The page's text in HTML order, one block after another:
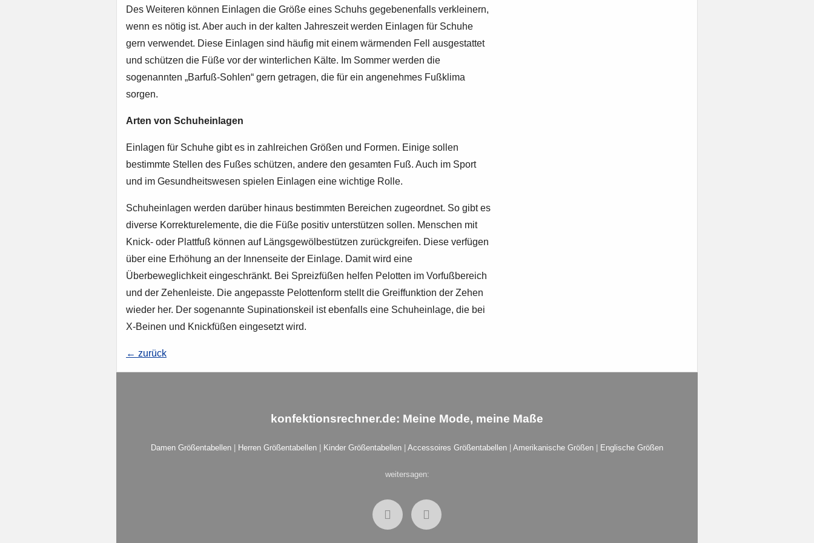
Des Weiteren können Einlagen die Größe eines Schuhs gegebenenfalls verkleinern,
wenn es nötig ist. Aber auch in der kalten Jahreszeit werden Einlagen für Schuhe
gern verwendet. Diese Einlagen sind häufig mit einem wärmenden Fell ausgestattet
und schützen die Füße vor der winterlichen Kälte. Im Sommer werden die
sogenannten „Barfuß-Sohlen“ gern getragen, die für ein angenehmes Fußklima
sorgen.
Arten von Schuheinlagen
Einlagen für Schuhe gibt es in zahlreichen Größen und Formen. Einige sollen
bestimmte Stellen des Fußes schützen, andere den gesamten Fuß. Auch im Sport
und im Gesundheitswesen spielen Einlagen eine wichtige Rolle.
Schuheinlagen werden darüber hinaus bestimmten Bereichen zugeordnet. So gibt es
diverse Korrekturelemente, die die Füße positiv unterstützen sollen. Menschen mit
Knick- oder Plattfuß können auf Längsgewölbestützen zurückgreifen. Diese verfügen
über eine Erhöhung an der Innenseite der Einlage. Damit wird eine
Überbeweglichkeit eingeschränkt. Bei Spreizfüßen helfen Pelotten im Vorfußbereich
und der Zehenleiste. Die angepasste Pelottenform stellt die Greiffunktion der Zehen
wieder her. Der sogenannte Supinationskeil ist ebenfalls eine Schuheinlage, die bei
X-Beinen und Knickfüßen eingesetzt wird.
← zurück
konfektionsrechner.de: Meine Mode, meine Maße
Damen Größentabellen Herren Größentabellen Kinder Größentabellen Accessoires Größentabellen Amerikanische Größen Englische Größen
weitersagen: